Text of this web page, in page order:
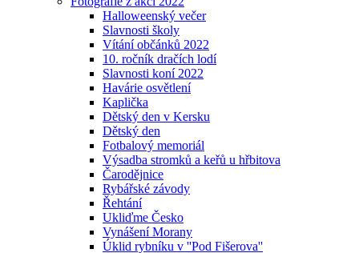
Halloweenský večer
Slavnosti školy
Vítání občánků 2022
10. ročník dračích lodí
Slavnosti koní 2022
Havárie osvětlení
Kaplička
Dětský den v Kersku
Dětský den
Fotbalový memoriál
Výsadba stromků a keřů u hřbitova
Čarodějnice
Rybářské závody
Řehtání
Ukliďme Česko
Vynášení Morany
Úklid rybníku v ''Pod Fišerova''